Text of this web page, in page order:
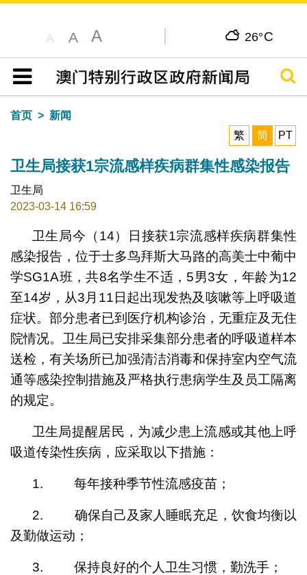
A A A 26°C
目录
搜寻
首页
新闻
繁
简 PT
卫生局接获1宗流感样疾病群集性感染报告
卫生局
2023-03-14 16:59
卫生局今（14）日接获1宗流感样疾病群集性
感染报告，位于士多鸟拜斯大马路的高美士中葡中
学SG1A班，共8名学生不适，5男3女，年龄为12
至14岁，从3月11日起出现发热及咳嗽等上呼吸道
症状。部分患者已到医疗机构诊治，无重症及无住
院情况。卫生局已安排采集部分患者的呼吸道样本
送检，有关场所已加强清洁消毒和保持室内空气流
通等感染控制措施及严格执行患病学生及员工隔离
的规定。
卫生局提醒居民，为减少患上流感或其他上呼
吸道传染性疾病，应采取以下措施：
1. 每年接种季节性流感疫苗；
2. 确保自己及家人睡眠充足，饮食均衡以
及勤做运动；
3. 保持良好的个人卫生习惯，勤洗手；